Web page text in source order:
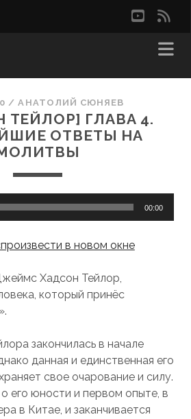
rss
/АНАТОЛИЙ СЮНЯЕВ
ТЕЙЛОР] ГЛАВА 4.
ОТВЕТЫ НА
00:00
в новом окне
Хадсон Тейлор,
который принёс
закончилась в начале
данная и единственная его
свое очарование и силу.
его юности и первом опыте, в
в Китае, и заканчивается